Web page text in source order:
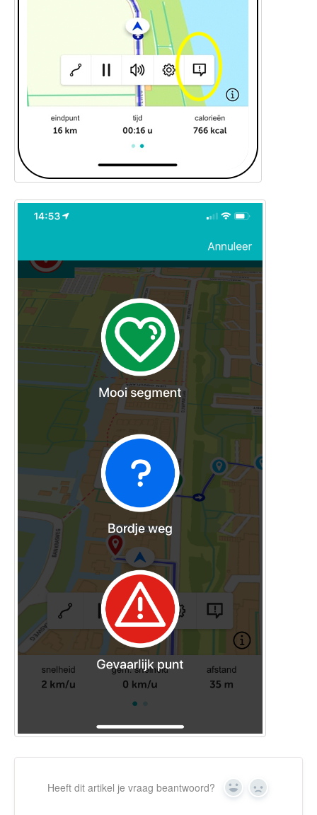
Heeft dit artikel je vraag beantwoord? Yes No